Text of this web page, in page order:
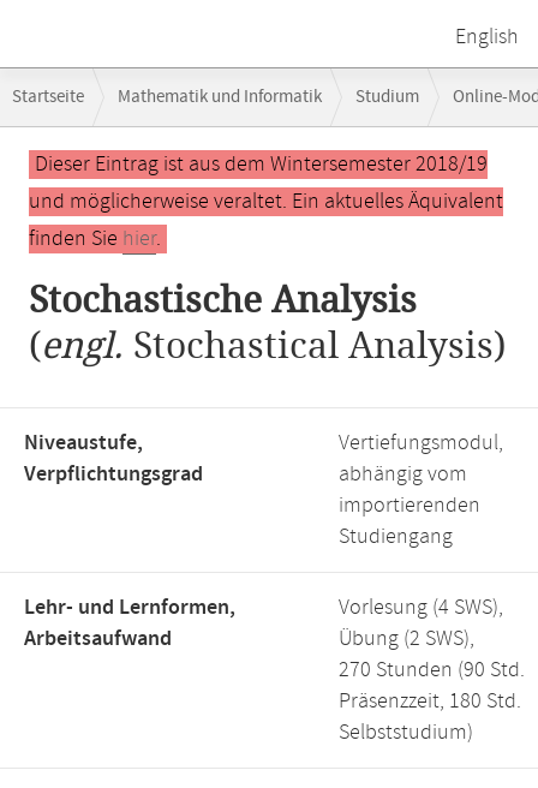
English
Navigation
Startseite Mathematik und Informatik Studium Online-
Hauptinhalt
Dieser Eintrag ist aus dem Wintersemester 2018/19
und möglicherweise veraltet. Ein aktuelles Äquivalent
finden Sie hier.
Stochastische Analysis
(engl. Stochastical Analysis)
Niveaustufe,
Verpflichtungsgrad
Vertiefungsmodul,
abhängig vom
importierenden
Studiengang
Lehr- und Lernformen,
Arbeitsaufwand
Vorlesung (4 SWS),
Übung (2 SWS),
270 Stunden (90 Std.
Präsenzzeit, 180 Std.
Selbststudium)